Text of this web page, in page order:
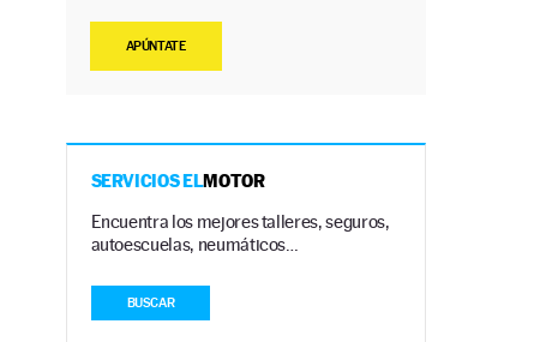
APÚNTATE
SERVICIOS ELMOTOR
Encuentra los mejores talleres, seguros,
autoescuelas, neumáticos…
BUSCAR